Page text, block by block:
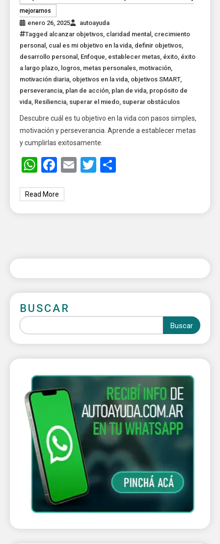
mejorarnos
enero 26, 2025
autoayuda
Tagged alcanzar objetivos, claridad mental , crecimiento
personal , cual es mi objetivo en la vida, definir objetivos,
desarrollo personal , Enfoque, establecer metas, éxito, éxito
a largo plazo, logros, metas personales, motivación,
motivación diaria, objetivos en la vida, objetivos SMART,
perseverancia, plan de acción, plan de vida, propósito de
vida, Resiliencia, superar el miedo, superar obstáculos
Descubre cuál es tu objetivo en la vida con pasos simples,
motivación y perseverancia. Aprende a establecer metas
y cumplirlas exitosamente.
WhatsApp
Facebook
EmailTwitter
Read More
BUSCAR
Buscar